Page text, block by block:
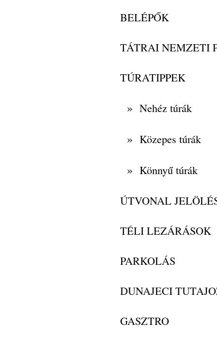
BELÉPŐK
TÁTRAI NEMZETI
TÚRATIPPEK
» Nehéz túrák
» Közepes túrák
» Könnyű túrák
ÚTVONAL
TÉLI LEZÁRÁSOK
PARKOLÁS
DUNAJECI
GASZTRO